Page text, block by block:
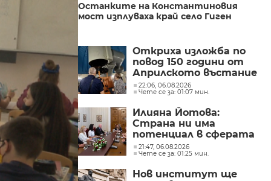
Останките на Константиновия
мост изплуваха край село Гиген
Откриха изложба по
повод 150 години от
Априлското въстание
в Обсерваторията в
Рожен
22:06, 06.08.2026
Чете се за: 01:07 мин.
Илияна Йотова:
Страна ни има
потенциал в сферата
на изкуствения
интелект и бизнесът
забелязва тези
перспективи
21:47, 06.08.2026
Чете се за: 01:25 мин.
Нов институт ще